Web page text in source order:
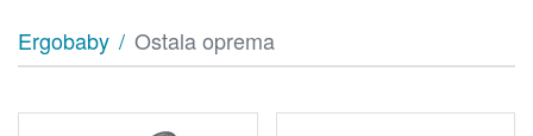
Ergobaby Ostala oprema